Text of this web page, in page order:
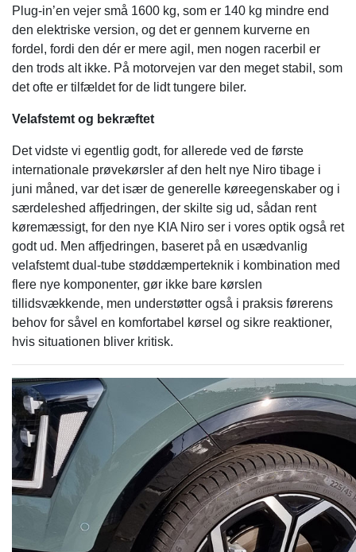
Plug-in’en vejer små 1600 kg, som er 140 kg mindre end
den elektriske version, og det er gennem kurverne en
fordel, fordi den dér er mere agil, men nogen racerbil er
den trods alt ikke. På motorvejen var den meget stabil, som
det ofte er tilfældet for de lidt tungere biler.
Velafstemt og bekræftet
Det vidste vi egentlig godt, for allerede ved de første
internationale prøvekørsler af den helt nye Niro tibage i
juni måned, var det især de generelle køreegenskaber og i
særdeleshed affjedringen, der skilte sig ud, sådan rent
køremæssigt, for den nye KIA Niro ser i vores optik også ret
godt ud. Men affjedringen, baseret på en usædvanlig
velafstemt dual-tube støddæmperteknik i kombination med
flere nye komponenter, gør ikke bare kørslen
tillidsvækkende, men understøtter også i praksis førerens
behov for såvel en komfortabel kørsel og sikre reaktioner,
hvis situationen bliver kritisk.